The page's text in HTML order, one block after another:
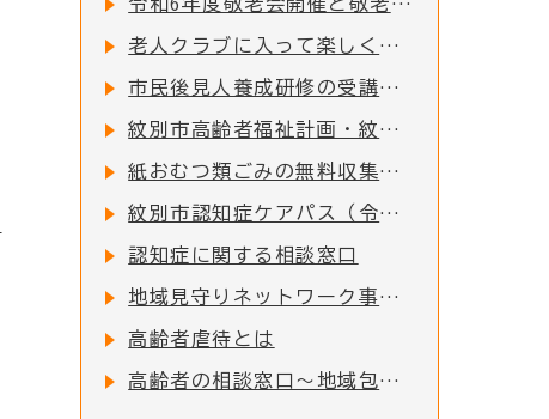
老人クラブに入って楽しく過ごしませんか？
市民後見人養成研修の受講者募集について
紋別市高齢者福祉計画・紋別市介護保険事業計画（令和6～8年度版）
紙おむつ類ごみの無料収集を行っています
紋別市認知症ケアパス（令和5年4月改訂）
認知症に関する相談窓口
地域見守りネットワーク事業協定
高齢者虐待とは
高齢者の相談窓口～地域包括支援センター～